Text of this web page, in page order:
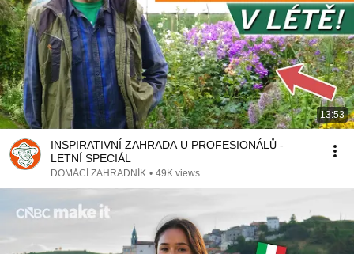
13:53
INSPIRATIVNÍ ZAHRADA U PROFESIONÁLŮ -
LETNÍ SPECIÁL
DOMÁCÍ ZAHRADNÍK • 49K views